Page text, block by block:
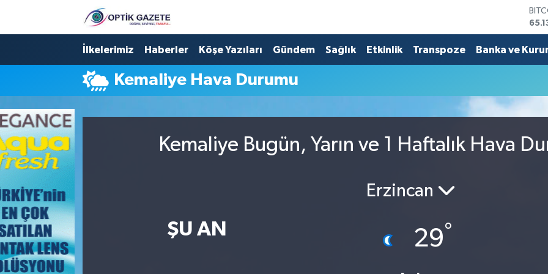
İlkelerimiz Haberler Köşe Yazıları Gündem Sağlık Etkinlik Transpoze Banka ve
Kemaliye Hava Durumu
Kemaliye Bugün, Yarın ve 1 Haftalık Hava
ŞU AN
Erzincan
29°
Nöbetçi Eczaneler
Hava Durumu
İstanbul Namaz Vakitleri
Trafik Durumu
Süper Lig Puan Durumu ve Fikstür
Tüm Manşetler
Son Dakika Haberleri
Haber Arşivi